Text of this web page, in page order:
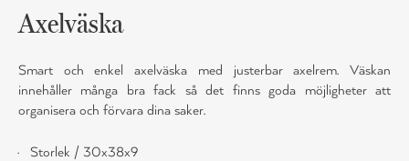
Axelväska
Smart och enkel axelväska med justerbar axelrem. Väskan
innehåller många bra fack så det finns goda möjligheter att
organisera och förvara dina saker.
Storlek / 30x38x9